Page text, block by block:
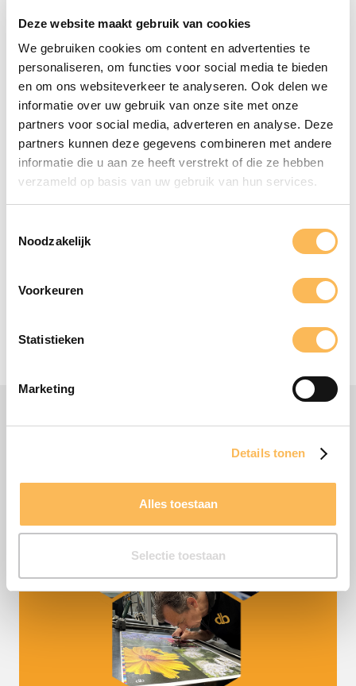
Deze website maakt gebruik van cookies
We gebruiken cookies om content en advertenties te
personaliseren, om functies voor social media te bieden
en om ons websiteverkeer te analyseren. Ook delen we
informatie over uw gebruik van onze site met onze
partners voor social media, adverteren en analyse. Deze
partners kunnen deze gegevens combineren met andere
informatie die u aan ze heeft verstrekt of die ze hebben
verzameld op basis van uw gebruik van hun services.
Noodzakelijk
Voorkeuren
Statistieken
Marketing
Details tonen
Alles toestaan
Selectie toestaan
uitdagingen aan te gaan.
Maak gebruik
van onze
kennis
Drukwerk!
Laat ons je helpen met het realiseren van
contact op voor een vrijblijvende offerte
jouw project een succes!